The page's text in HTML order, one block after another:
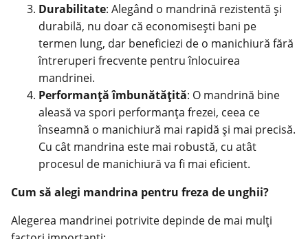
Durabilitate: Alegând o mandrină rezistentă și
durabilă, nu doar că economisești bani pe
termen lung, dar beneficiezi de o manichiură fără
întreruperi frecvente pentru înlocuirea
mandrinei.
Performanță îmbunătățită: O mandrină bine
aleasă va spori performanța frezei, ceea ce
înseamnă o manichiură mai rapidă și mai precisă.
Cu cât mandrina este mai robustă, cu atât
procesul de manichiură va fi mai eficient.
Cum să alegi mandrina pentru freza de unghii?
Alegerea mandrinei potrivite depinde de mai mulți